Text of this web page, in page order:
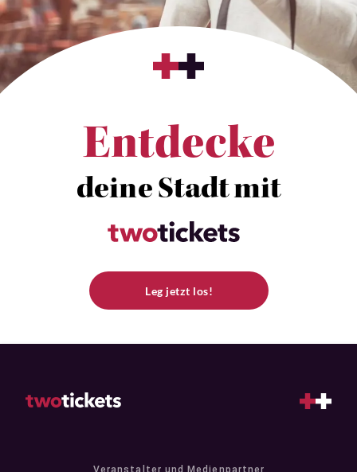
Entdecke
deine Stadt mit
Leg jetzt los!
Veranstalter und Medienpartner